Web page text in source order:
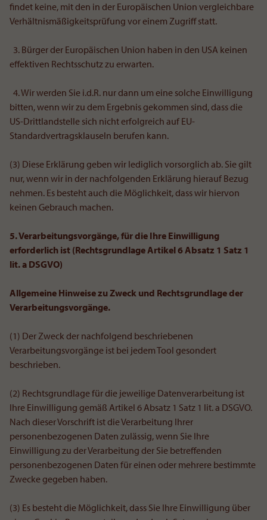
findet keine, mit den in der Europäischen Union vergleichbare
Verhältnismäßigkeitsprüfung vor einem Zugriff statt.
3. Bürger der Europäischen Union haben in den USA keinen
effektiven Rechtsschutz zu erwarten.
4. Wir werden Sie i.d.R. nur dann um eine solche Einwilligung
bitten, wenn wir zu dem Ergebnis gekommen sind, dass die
US-Drittlandstelle sich nicht erfolgreich auf EU-
Standardvertragsklauseln berufen kann.
(3) Diese Erklärung geben wir lediglich vorsorglich ab. Sie gilt
nur, wenn wir in der nachfolgenden Erklärung hierauf Bezug
nehmen. Es besteht auch die Möglichkeit, dass wir hiervon
keinen Gebrauch machen.
5. Verarbeitungsvorgänge, für die Ihre Einwilligung
erforderlich ist (Rechtsgrundlage Artikel 6 Absatz 1 Satz 1
lit. a DSGVO)
Allgemeine Hinweise zu Zweck und Rechtsgrundlage der
Verarbeitungsvorgänge.
(1) Der Zweck der nachfolgend beschriebenen
Verarbeitungsvorgänge ist bei jedem Tool gesondert
beschrieben.
(2) Rechtsgrundlage für die jeweilige Datenverarbeitung ist
Ihre Einwilligung gemäß Artikel 6 Absatz 1 Satz 1 lit. a DSGVO.
Nach dieser Vorschrift ist die Verarbeitung Ihrer
personenbezogenen Daten zulässig, wenn Sie Ihre
Einwilligung zu der Verarbeitung der Sie betreffenden
personenbezogenen Daten für einen oder mehrere bestimmte
Zwecke gegeben haben.
(3) Es besteht die Möglichkeit, dass Sie Ihre Einwilligung über